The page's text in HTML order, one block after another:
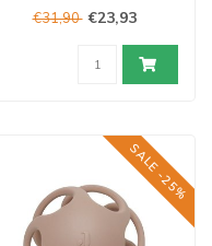
€31,90 €23,93
SALE -25%